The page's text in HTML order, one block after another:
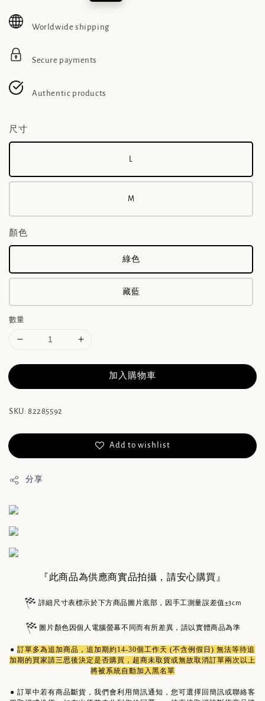
Worldwide shipping
Secure payments
Authentic products
尺寸
L
M
顏色
綠色
藏藍
數量
加入購物車
SKU: 82285592
Add to wishlist
分享
『此商品為供應商實品拍攝，請安心購買』
詳細尺寸表標示於下方商品圖片底部，因手工測量誤差值±3cm
圖片顏色因個人電腦螢幕不同而有所差異，請以實體商品為準
● 訂單多為追加商品 ，追加期約14-30個工作天 (不含例假日) 無法等待追
加期的買家請三思後決定是否購買，超商未取貨或無故取消訂單兩次以上
將被系統自動加入黑名單
● 訂單中若有商品斷貨，我們會利用簡訊通知，您可選擇回簡訊或聯絡客